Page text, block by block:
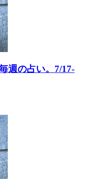
週の占い。7/17-